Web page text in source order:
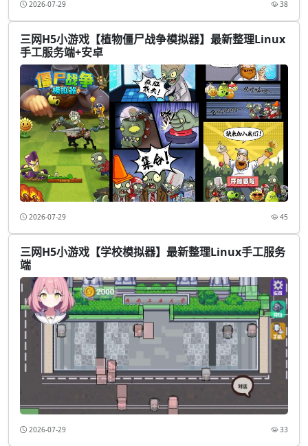
2026-07-29 38
三网H5小游戏【植物僵尸战争模拟器】最新整理Linux
手工服务端+安卓
2026-07-29 45
三网H5小游戏【学校模拟器】最新整理Linux手工服务
端
2026-07-29 33